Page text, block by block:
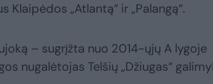
„Atlantą“ ir „Palangą“.
– sugrįžta nuo 2014-ųjų A lygoje
nugalėtojas Telšių „Džiugas“